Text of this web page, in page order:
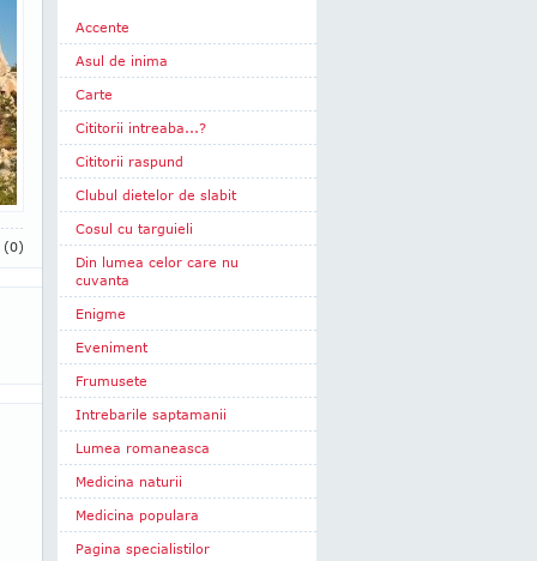
(0)
Accente
Asul de inima
Carte
Cititorii intreaba...?
Cititorii raspund
Clubul dietelor de slabit
Cosul cu targuieli
Din lumea celor care nu
cuvanta
Enigme
Eveniment
Frumusete
Intrebarile saptamanii
Lumea romaneasca
Medicina naturii
Medicina populara
Pagina specialistilor